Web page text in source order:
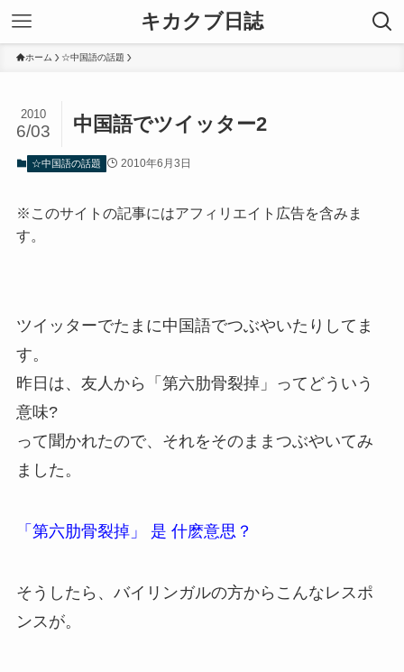
キカクブ日誌
ホーム ☆中国語の話題
中国語でツイッター2
2010
6/03
☆中国語の話題 2010年6月3日
※このサイトの記事にはアフィリエイト広告を含みま
す。
ツイッターでたまに中国語でつぶやいたりしてま
す。
昨日は、友人から「第六肋骨裂掉」ってどういう
意味?
って聞かれたので、それをそのままつぶやいてみ
ました。
「第六肋骨裂掉」 是 什麽意思？
そうしたら、バイリンガルの方からこんなレスポ
ンスが。